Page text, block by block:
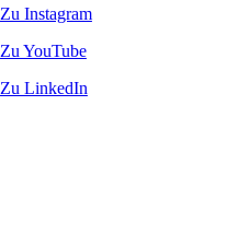
Zu Instagram
Zu YouTube
Zu LinkedIn